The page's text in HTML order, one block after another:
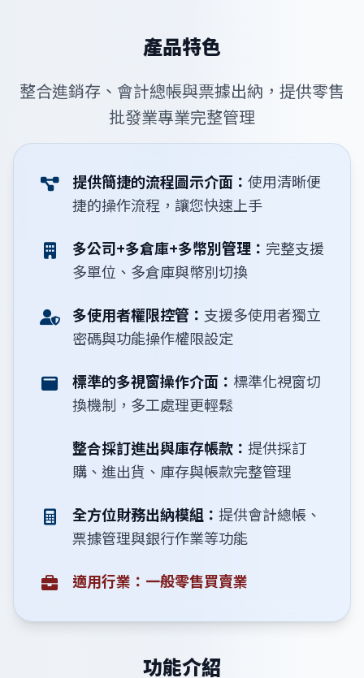
產品特色
整合進銷存、會計總帳與票據出納，提供零售
批發業專業完整管理
提供簡捷的流程圖示介面： 使用清晰便
捷的操作流程，讓您快速上手
多公司+多倉庫+多幣別管理： 完整支援
多單位、多倉庫與幣別切換
多使用者權限控管： 支援多使用者獨立
密碼與功能操作權限設定
標準的多視窗操作介面： 標準化視窗切
換機制，多工處理更輕鬆
整合採訂進出與庫存帳款： 提供採訂
購、進出貨、庫存與帳款完整管理
全方位財務出納模組： 提供會計總帳、
票據管理與銀行作業等功能
適用行業：一般零售買賣業
功能介紹